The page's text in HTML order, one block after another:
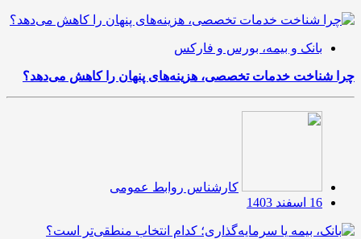
بانک و بیمه، بورس و فارکس
چرا شناخت خدمات تخصصی، هزینه‌های پنهان را کاهش می‌دهد؟
کارشناس روابط عمومی
16 اسفند 1403